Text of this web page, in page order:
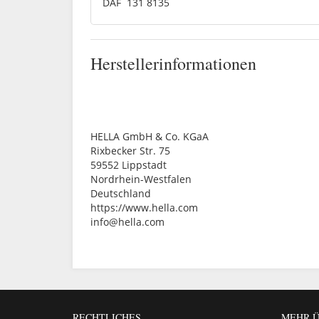
Herstellerinformationen
HELLA GmbH & Co. KGaA
Rixbecker Str. 75
59552 Lippstadt
Nordrhein-Westfalen
Deutschland
https://www.hella.com
info@hella.com